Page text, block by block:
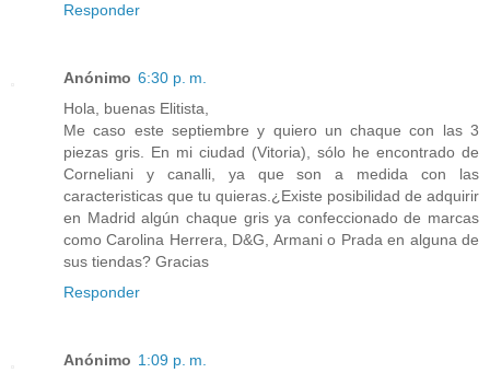
Responder
Anónimo 6:30 p. m.
Hola, buenas Elitista,
Me caso este septiembre y quiero un chaque con las 3
piezas gris. En mi ciudad (Vitoria), sólo he encontrado de
Corneliani y canalli, ya que son a medida con las
caracteristicas que tu quieras.¿Existe posibilidad de adquirir
en Madrid algún chaque gris ya confeccionado de marcas
como Carolina Herrera, D&G, Armani o Prada en alguna de
sus tiendas? Gracias
Responder
Anónimo 1:09 p. m.